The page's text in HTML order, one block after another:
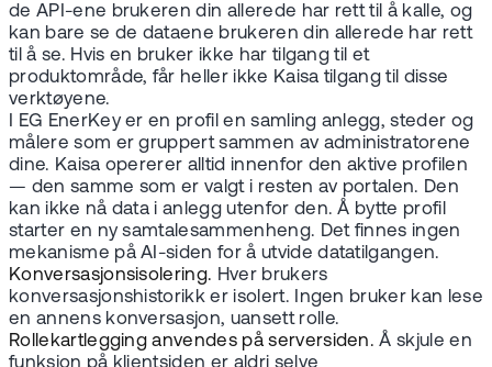
de API-ene brukeren din allerede har rett til å kalle, og
kan bare se de dataene brukeren din allerede har rett
til å se. Hvis en bruker ikke har tilgang til et
produktområde, får heller ikke Kaisa tilgang til disse
verktøyene.
I EG EnerKey er en profil en samling anlegg, steder og
målere som er gruppert sammen av administratorene
dine. Kaisa opererer alltid innenfor den aktive profilen
— den samme som er valgt i resten av portalen. Den
kan ikke nå data i anlegg utenfor den. Å bytte profil
starter en ny samtalesammenheng. Det finnes ingen
mekanisme på AI-siden for å utvide datatilgangen.
Konversasjonsisolering. Hver brukers
konversasjonshistorikk er isolert. Ingen bruker kan lese
en annens konversasjon, uansett rolle.
Rollekartlegging anvendes på serversiden. Å skjule en
funksjon på klientsiden er aldri selve